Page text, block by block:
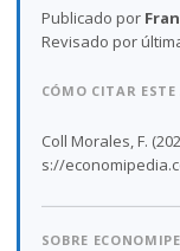
Publicado por
Revisado por
CÓMO CITAR
Coll Morales, F.
s://
SOBRE